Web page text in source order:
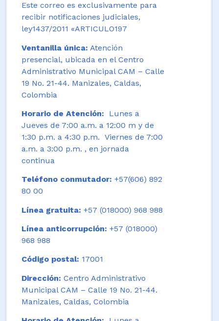
Este correo es exclusivamente para
recibir notificaciones judiciales,
ley1437/2011 «ARTICULO197
Ventanilla única: Atención
presencial, ubicada en el Centro
Administrativo Municipal CAM – Calle
19 No. 21-44. Manizales, Caldas,
Colombia
Horario de Atención:
Lunes a
Jueves de 7:00 a.m. a 12:00 m y de
1:30 p.m. a 4:30 p.m. Viernes de 7:00
a.m. a 3:00 p.m. , en jornada
continua
Teléfono conmutador: +57(606) 892
80 00
Línea gratuita: +57 (018000) 968 988
Línea anticorrupción: +57 (018000)
968 988
Código postal: 17001
Dirección: Centro Administrativo
Municipal CAM – Calle 19 No. 21-44.
Manizales, Caldas, Colombia